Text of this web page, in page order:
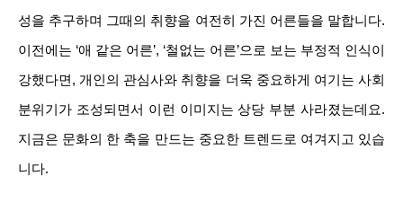
성을 추구하며 그때의 취향을 여전히 가진 어른들을 말합니다.
이전에는 ‘애 같은 어른’, ‘철없는 어른’으로 보는 부정적 인식이
강했다면, 개인의 관심사와 취향을 더욱 중요하게 여기는 사회
분위기가 조성되면서 이런 이미지는 상당 부분 사라졌는데요.
지금은 문화의 한 축을 만드는 중요한 트렌드로 여겨지고 있습
니다.